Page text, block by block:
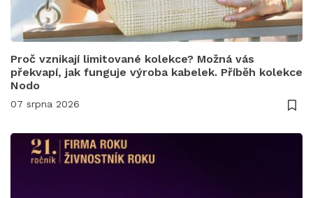
Proč vznikají limitované kolekce? Možná vás
překvapí, jak funguje výroba kabelek. Příběh kolekce
Nodo
07 srpna 2026